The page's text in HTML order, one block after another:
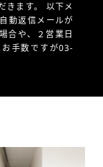
きます。 以下メ
動返信メールが
合や、
２営業日
手数ですが03-